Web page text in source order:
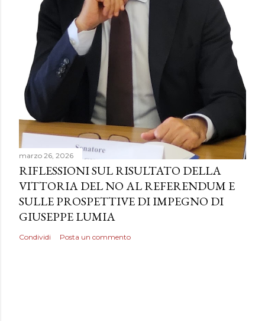
marzo 26, 2026
RIFLESSIONI SUL RISULTATO DELLA
VITTORIA DEL NO AL REFERENDUM E
SULLE PROSPETTIVE DI IMPEGNO DI
GIUSEPPE LUMIA
Condividi Posta un commento